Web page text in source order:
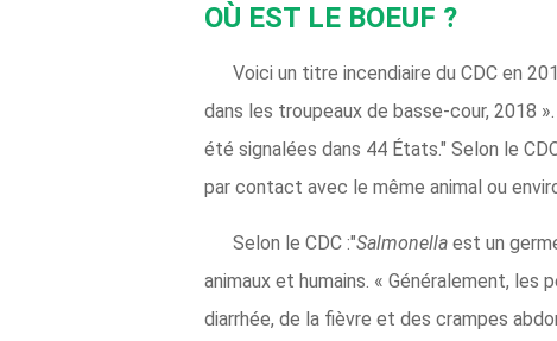
OÙ EST LE BOEUF ?
Voici un titre incendiaire du CDC en
dans les troupeaux de basse-cour, 2018
été signalées dans 44 États." Selon le
par contact avec le même animal ou
Selon le CDC :"Salmonella est un
animaux et humains. « Généralement,
diarrhée, de la fièvre et des crampes